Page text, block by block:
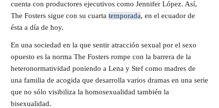
cuenta con productores ejecutivos como Jennifer López. Así,
The Fosters sigue con su cuarta temporada, en el ecuador de
ésta a día de hoy.
En una sociedad en la que sentir atracción sexual por el sexo
opuesto es la norma The Fosters rompe con la barrera de la
heteronormatividad poniendo a Lena y Stef como madres de
una familia de acogida que desarrolla varios dramas en una serie
que no sólo visibiliza la homosexualidad también la
bisexualidad.